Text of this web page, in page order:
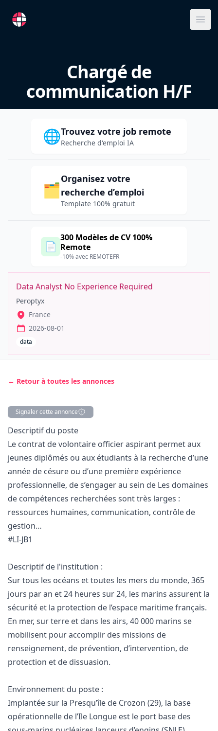
RemoteFR
Chargé de
communication H/F
🌐Trouvez votre job remote
Recherche d'emploi IA
🗂️
Organisez votre
recherche d’emploi
Template 100% gratuit
📄
300 Modèles de CV 100%
Remote
-10% avec REMOTEFR
Data Analyst No Experience Required
Peroptyx
France
2026-08-01
data
← Retour à toutes les annonces
Signaler cette annonce
Description
Descriptif du poste
Le contrat de volontaire officier aspirant permet aux
jeunes diplômés ou aux étudiants à la recherche d’une
année de césure ou d’une première expérience
professionnelle, de s’engager au sein de Les domaines
de compétences recherchées sont très larges :
ressources humaines, communication, contrôle de
gestion…
#LI-JB1
Descriptif de l'institution :
Sur tous les océans et toutes les mers du monde, 365
jours par an et 24 heures sur 24, les marins assurent la
sécurité et la protection de l’espace maritime français.
En mer, sur terre et dans les airs, 40 000 marins se
mobilisent pour accomplir des missions de
renseignement, de prévention, d’intervention, de
protection et de dissuasion.
Environnement du poste :
Implantée sur la Presqu’île de Crozon (29), la base
opérationnelle de l’Ile Longue est le port base des